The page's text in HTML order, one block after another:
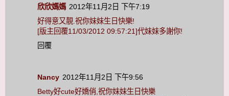
欣欣媽媽 2012年11月2日 下午7:19
好得意又靚.祝你妹妹生日快樂!
[版主回覆11/03/2012 09:57:21]代妹妹多謝你!
回覆
Nancy 2012年11月2日 下午9:56
Betty好cute好嬌俏,祝你妹妹生日快樂